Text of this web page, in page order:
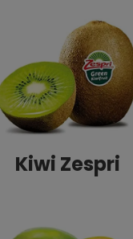
Kiwi Zespri